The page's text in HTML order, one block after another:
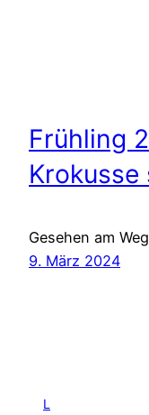
Frühling
Gesehen am
9. März 2024
L